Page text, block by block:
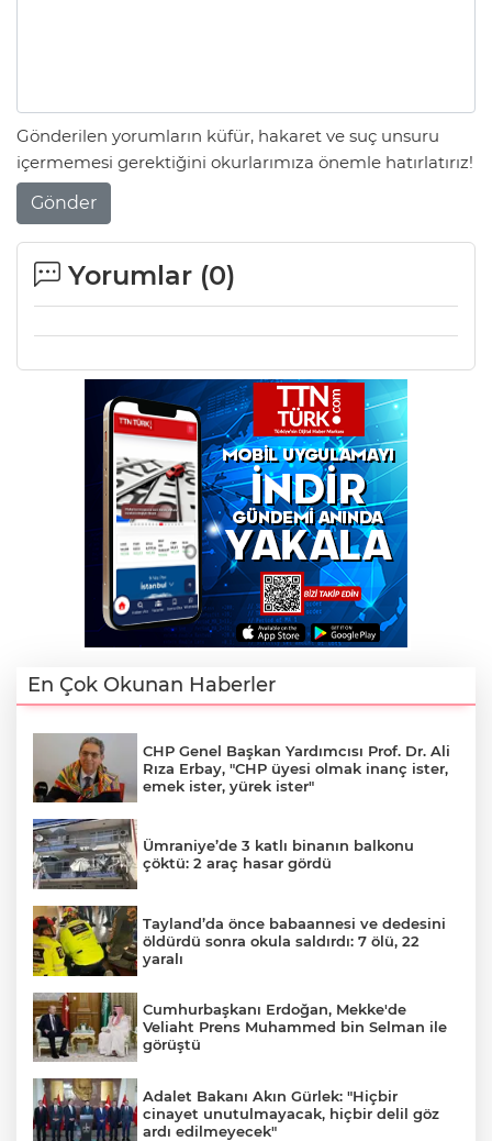
Gönderilen yorumların küfür, hakaret ve suç unsuru
içermemesi gerektiğini okurlarımıza önemle hatırlatırız!
Gönder
Yorumlar (0)
En Çok Okunan Haberler
CHP Genel Başkan Yardımcısı Prof. Dr. Ali
Rıza Erbay, "CHP üyesi olmak inanç ister,
emek ister, yürek ister"
Ümraniye’de 3 katlı binanın balkonu
çöktü: 2 araç hasar gördü
Tayland’da önce babaannesi ve dedesini
öldürdü sonra okula saldırdı: 7 ölü, 22
yaralı
Cumhurbaşkanı Erdoğan, Mekke'de
Veliaht Prens Muhammed bin Selman ile
görüştü
Adalet Bakanı Akın Gürlek: "Hiçbir
cinayet unutulmayacak, hiçbir delil göz
ardı edilmeyecek"